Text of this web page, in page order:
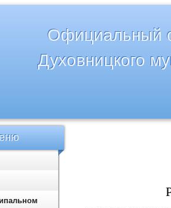
Официальный
Духовницкого
Р